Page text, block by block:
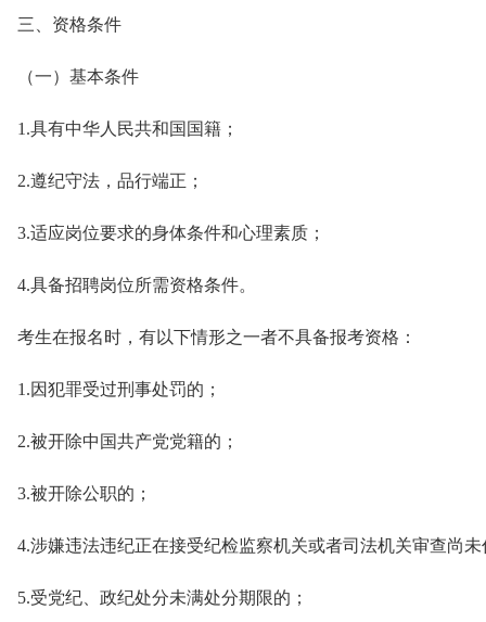
三、资格条件
（一）基本条件
1.具有中华人民共和国国籍；
2.遵纪守法，品行端正；
3.适应岗位要求的身体条件和心理素质；
4.具备招聘岗位所需资格条件。
考生在报名时，有以下情形之一者不具备报考资格：
1.因犯罪受过刑事处罚的；
2.被开除中国共产党党籍的；
3.被开除公职的；
4.涉嫌违法违纪正在接受纪检监察机关或者司法机关审查尚
5.受党纪、政纪处分未满处分期限的；